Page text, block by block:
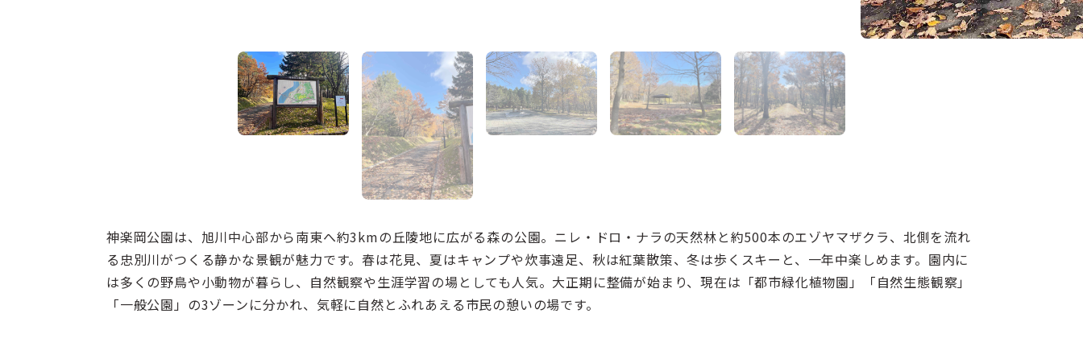
神楽岡公園は、旭川中心部から南東へ約3kmの丘陵地に広がる森の公園。ニレ・ドロ・ナラの天然林と約500本のエゾヤマザクラ、北側を流れ
る忠別川がつくる静かな景観が魅力です。春は花見、夏はキャンプや炊事遠足、秋は紅葉散策、冬は歩くスキーと、一年中楽しめます。園内に
は多くの野鳥や小動物が暮らし、自然観察や生涯学習の場としても人気。大正期に整備が始まり、現在は「都市緑化植物園」「自然生態観察」
「一般公園」の3ゾーンに分かれ、気軽に自然とふれあえる市民の憩いの場です。